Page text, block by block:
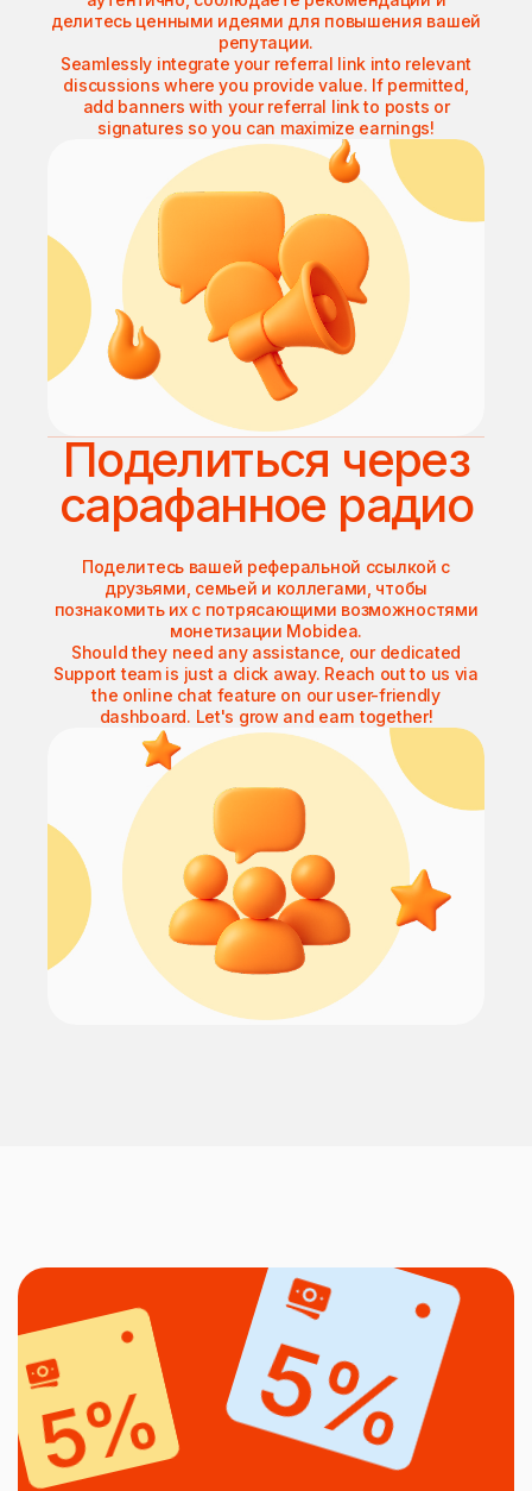
делитесь ценными идеями для повышения вашей
репутации.
Seamlessly integrate your referral link into relevant
discussions where you provide value. If permitted,
add banners with your referral link to posts or
signatures so you can maximize earnings!
Поделиться через
сарафанное радио
Поделитесь вашей реферальной ссылкой с
друзьями, семьей и коллегами, чтобы
познакомить их с потрясающими возможностями
монетизации Mobidea.
Should they need any assistance, our dedicated
Support team is just a click away. Reach out to us via
the online chat feature on our user-friendly
dashboard. Let's grow and earn together!
5% 5%